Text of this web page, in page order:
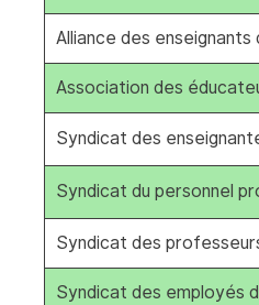
Alliance des
Association des
Syndicat des
Syndicat du personnel
Syndicat des
Syndicat des employés